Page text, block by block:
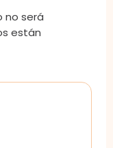
no será
están